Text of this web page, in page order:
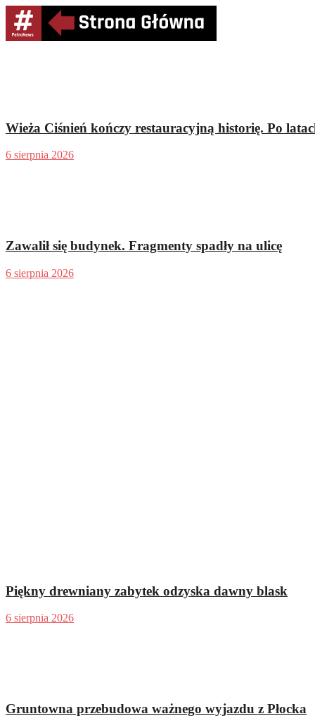
Wieża Ciśnień kończy restauracyjną historię. Po
6 sierpnia 2026
Zawalił się budynek. Fragmenty spadły na ulicę
6 sierpnia 2026
Piękny drewniany zabytek odzyska dawny blask
6 sierpnia 2026
Gruntowna przebudowa ważnego wyjazdu z Płocka